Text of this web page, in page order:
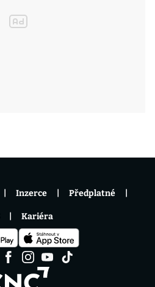
Inzerce Předplatné
Kariéra